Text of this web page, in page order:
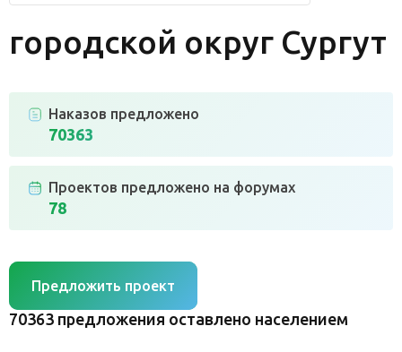
городской округ Сургут
Наказов предложено
70363
Проектов предложено на форумах
78
Предложить проект
70363 предложения оставлено населением